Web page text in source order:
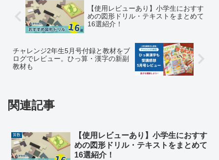
【使用レビューあり】小学生におすす
めの図形ドリル・テキストをまとめて
16選紹介！
チャレンジ2年生5月号付録と教材をブ
ログでレビュー。ひっ算・漢字の新副
教材も
関連記事
算数
【使用レビューあり】小学生におすす
めの図形ドリル・テキストをまとめて
16選紹介！